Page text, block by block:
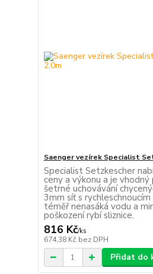
Saenger vezírek Specialist
Specialist Setzkescher
ceny a výkonu a je
šetrné uchovávání
3mm síť s
téměř nenasáká vodu a
poškození rybí sliznice.
816 Kč/ks
674,38 Kč bez DPH
Přidat do